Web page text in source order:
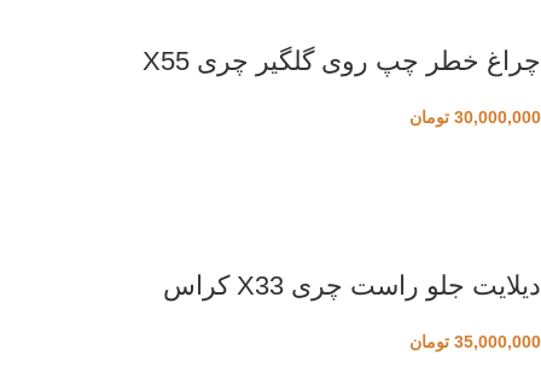
چراغ خطر چپ روی گلگیر چری X55
30,000,000 تومان
دیلایت جلو راست چری X33 کراس
35,000,000 تومان